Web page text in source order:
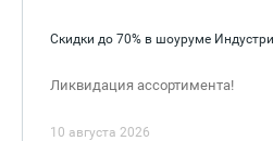
Скидки до 70% в шоуруме
Ликвидация ассортимента!
10 августа 2026